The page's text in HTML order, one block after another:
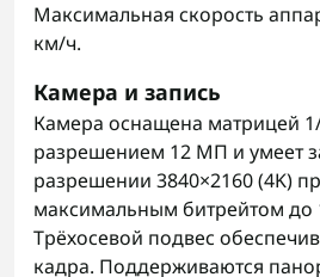
Максимальная скорость
км/ч.
Камера и запись
Камера оснащена матрицей
разрешением 12 МП и умеет
разрешении 3840×2160 (4K)
максимальным битрейтом до
Трёхосевой подвес
кадра. Поддерживаются